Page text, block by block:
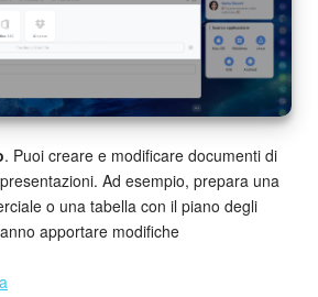
. Puoi creare e modificare documenti di
Ad esempio, prepara una
o una tabella con il piano degli
apportare modifiche